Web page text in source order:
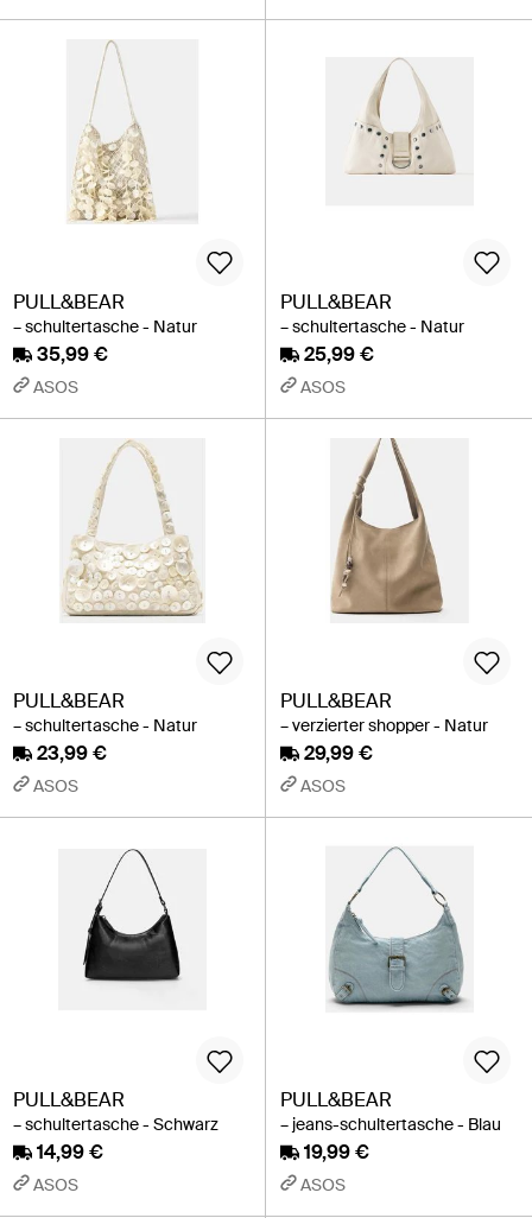
PULL&BEAR
– schultertasche - Natur
35,99 €
ASOS
PULL&BEAR
– schultertasche - Natur
25,99 €
ASOS
PULL&BEAR
– schultertasche - Natur
23,99 €
ASOS
PULL&BEAR
– verzierter shopper - Natur
29,99 €
ASOS
PULL&BEAR
– schultertasche - Schwarz
14,99 €
ASOS
PULL&BEAR
– jeans-schultertasche - Blau
19,99 €
ASOS